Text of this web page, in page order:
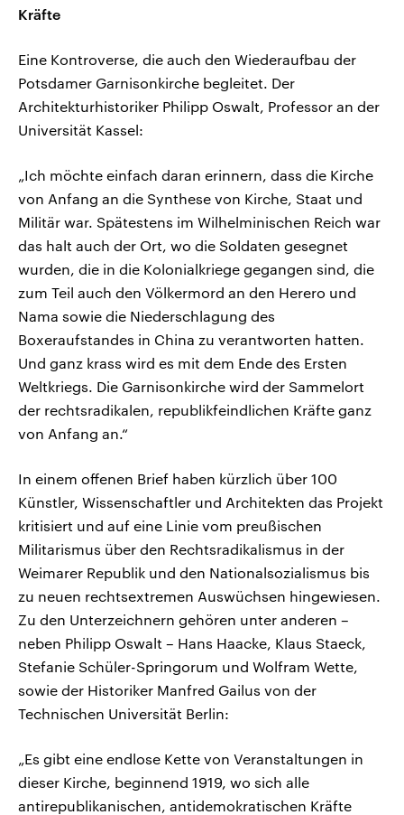
Kräfte
Eine Kontroverse, die auch den Wiederaufbau der
Potsdamer Garnisonkirche begleitet. Der
Architekturhistoriker Philipp Oswalt, Professor an der
Universität Kassel:
„Ich möchte einfach daran erinnern, dass die Kirche
von Anfang an die Synthese von Kirche, Staat und
Militär war. Spätestens im Wilhelminischen Reich war
das halt auch der Ort, wo die Soldaten gesegnet
wurden, die in die Kolonialkriege gegangen sind, die
zum Teil auch den Völkermord an den Herero und
Nama sowie die Niederschlagung des
Boxeraufstandes in China zu verantworten hatten.
Und ganz krass wird es mit dem Ende des Ersten
Weltkriegs. Die Garnisonkirche wird der Sammelort
der rechtsradikalen, republikfeindlichen Kräfte ganz
von Anfang an.“
In einem offenen Brief haben kürzlich über 100
Künstler, Wissenschaftler und Architekten das Projekt
kritisiert und auf eine Linie vom preußischen
Militarismus über den Rechtsradikalismus in der
Weimarer Republik und den Nationalsozialismus bis
zu neuen rechtsextremen Auswüchsen hingewiesen.
Zu den Unterzeichnern gehören unter anderen –
neben Philipp Oswalt – Hans Haacke, Klaus Staeck,
Stefanie Schüler-Springorum und Wolfram Wette,
sowie der Historiker Manfred Gailus von der
Technischen Universität Berlin:
„Es gibt eine endlose Kette von Veranstaltungen in
dieser Kirche, beginnend 1919, wo sich alle
antirepublikanischen, antidemokratischen Kräfte